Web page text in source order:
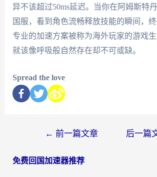
异不该超过50ms延迟。当你在阿姆斯特
国服，看到角色流畅释放技能的瞬间，
专业的加速方案被称为海外玩家的游戏
就该像呼吸般自然存在却不可或缺。
Spread the love
← 前一篇文章 后一篇
免费回国加速器推荐